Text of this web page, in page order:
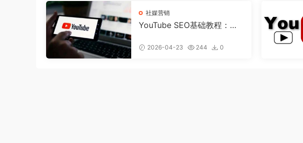
社媒营销
YouTube SEO基础教程：让
2026-04-23 244 0